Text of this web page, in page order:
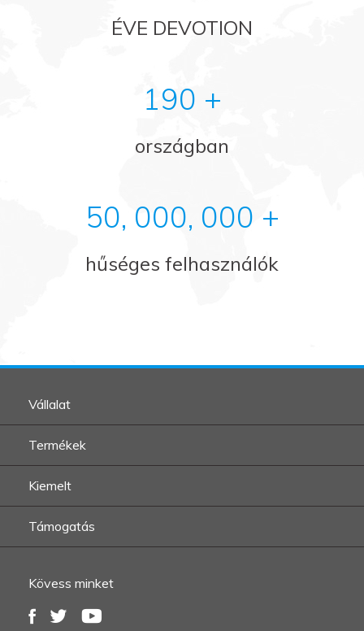
ÉVE DEVOTION
190 +
országban
50, 000, 000 +
hűséges felhasználók
Vállalat
Termékek
Kiemelt
Támogatás
Kövess minket